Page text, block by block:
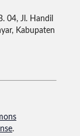
04, Jl. Handil
Kabupaten
.